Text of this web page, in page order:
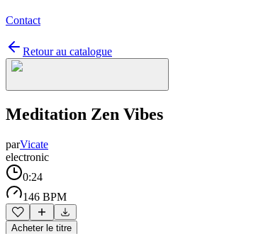
Contact
Retour au catalogue
Meditation Zen Vibes
parVicate
electronic
0:24
146 BPM
Acheter le titre